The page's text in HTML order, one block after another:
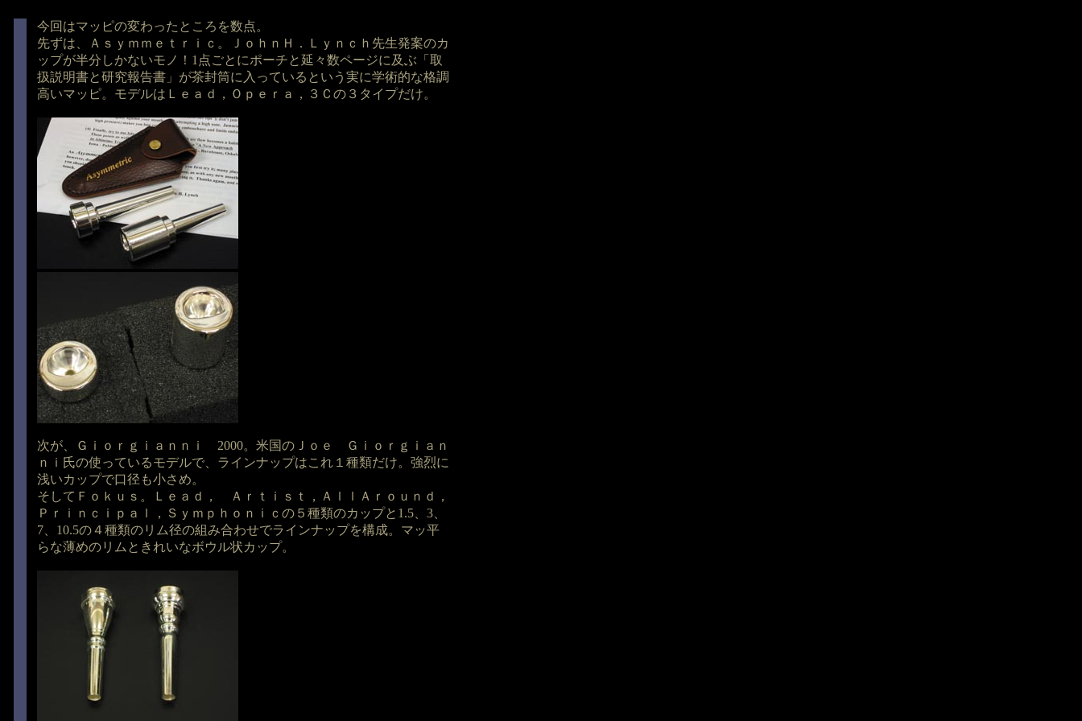
今回はマッピの変わったところを数点。
先ずは、Ａｓｙｍｍｅｔｒｉｃ。ＪｏｈｎＨ．Ｌｙｎｃｈ先生発案のカ
ップが半分しかないモノ！1点ごとにポーチと延々数ページに及ぶ「取
扱説明書と研究報告書」が茶封筒に入っているという実に学術的な格調
高いマッピ。モデルはＬｅａｄ，Ｏｐｅｒａ，３Ｃの３タイプだけ。
次が、Ｇｉｏｒｇｉａｎｎｉ 2000。米国のＪｏｅ Ｇｉｏｒｇｉａｎ
ｎｉ氏の使っているモデルで、ラインナップはこれ１種類だけ。強烈に
浅いカップで口径も小さめ。
そしてＦｏｋｕｓ。Ｌｅａｄ， Ａｒｔｉｓｔ，ＡｌｌＡｒｏｕｎｄ，
Ｐｒｉｎｃｉｐａｌ，Ｓｙｍｐｈｏｎｉｃの５種類のカップと1.5、3、
7、10.5の４種類のリム径の組み合わせでラインナップを構成。マッ平
らな薄めのリムときれいなボウル状カップ。